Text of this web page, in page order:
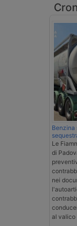
Benzina
Le
di
nei
al valico